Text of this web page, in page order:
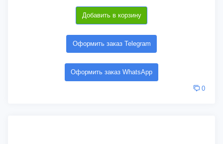
Добавить в корзину
Оформить заказ Telegram
Оформить заказ WhatsApp
0